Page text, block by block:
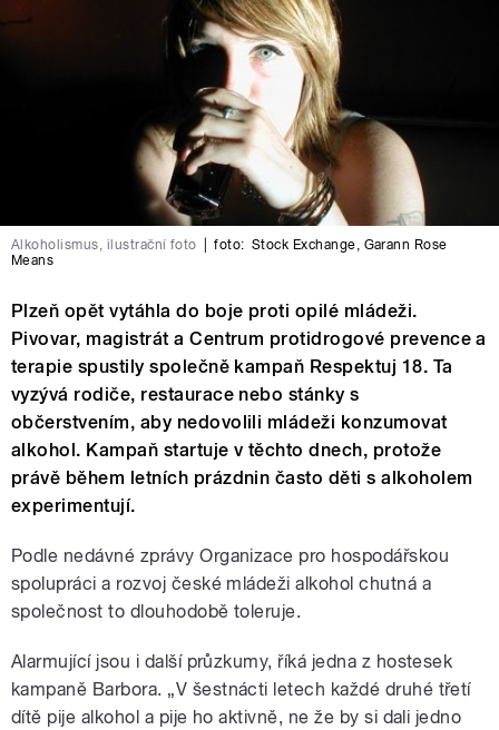
Alkoholismus, ilustrační foto foto: Stock Exchange, Garann Rose
Means
Plzeň opět vytáhla do boje proti opilé mládeži.
Pivovar, magistrát a Centrum protidrogové prevence a
terapie spustily společně kampaň Respektuj 18. Ta
vyzývá rodiče, restaurace nebo stánky s
občerstvením, aby nedovolili mládeži konzumovat
alkohol. Kampaň startuje v těchto dnech, protože
právě během letních prázdnin často děti s alkoholem
experimentují.
Podle nedávné zprávy Organizace pro hospodářskou
spolupráci a rozvoj české mládeži alkohol chutná a
společnost to dlouhodobě toleruje.
Alarmující jsou i další průzkumy, říká jedna z hostesek
kampaně Barbora. „V šestnácti letech každé druhé třetí
dítě pije alkohol a pije ho aktivně, ne že by si dali jedno